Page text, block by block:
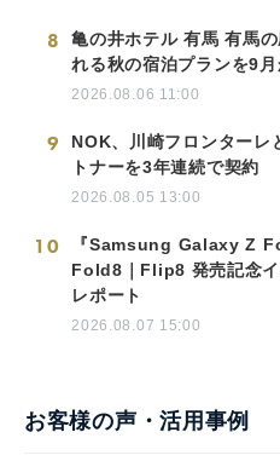
8
亀の井ホテル 有馬 有馬
れる秋の宿泊プランを9
2026.08.06 11:00
9
NOK、川崎フロンターレ
トナーを3年連続で契約
2026.08.05 13:00
10
『Samsung Galaxy Z
Fold8｜Flip8 発売記念
レポート
2026.08.07 15:00
お客様の声・活用事例